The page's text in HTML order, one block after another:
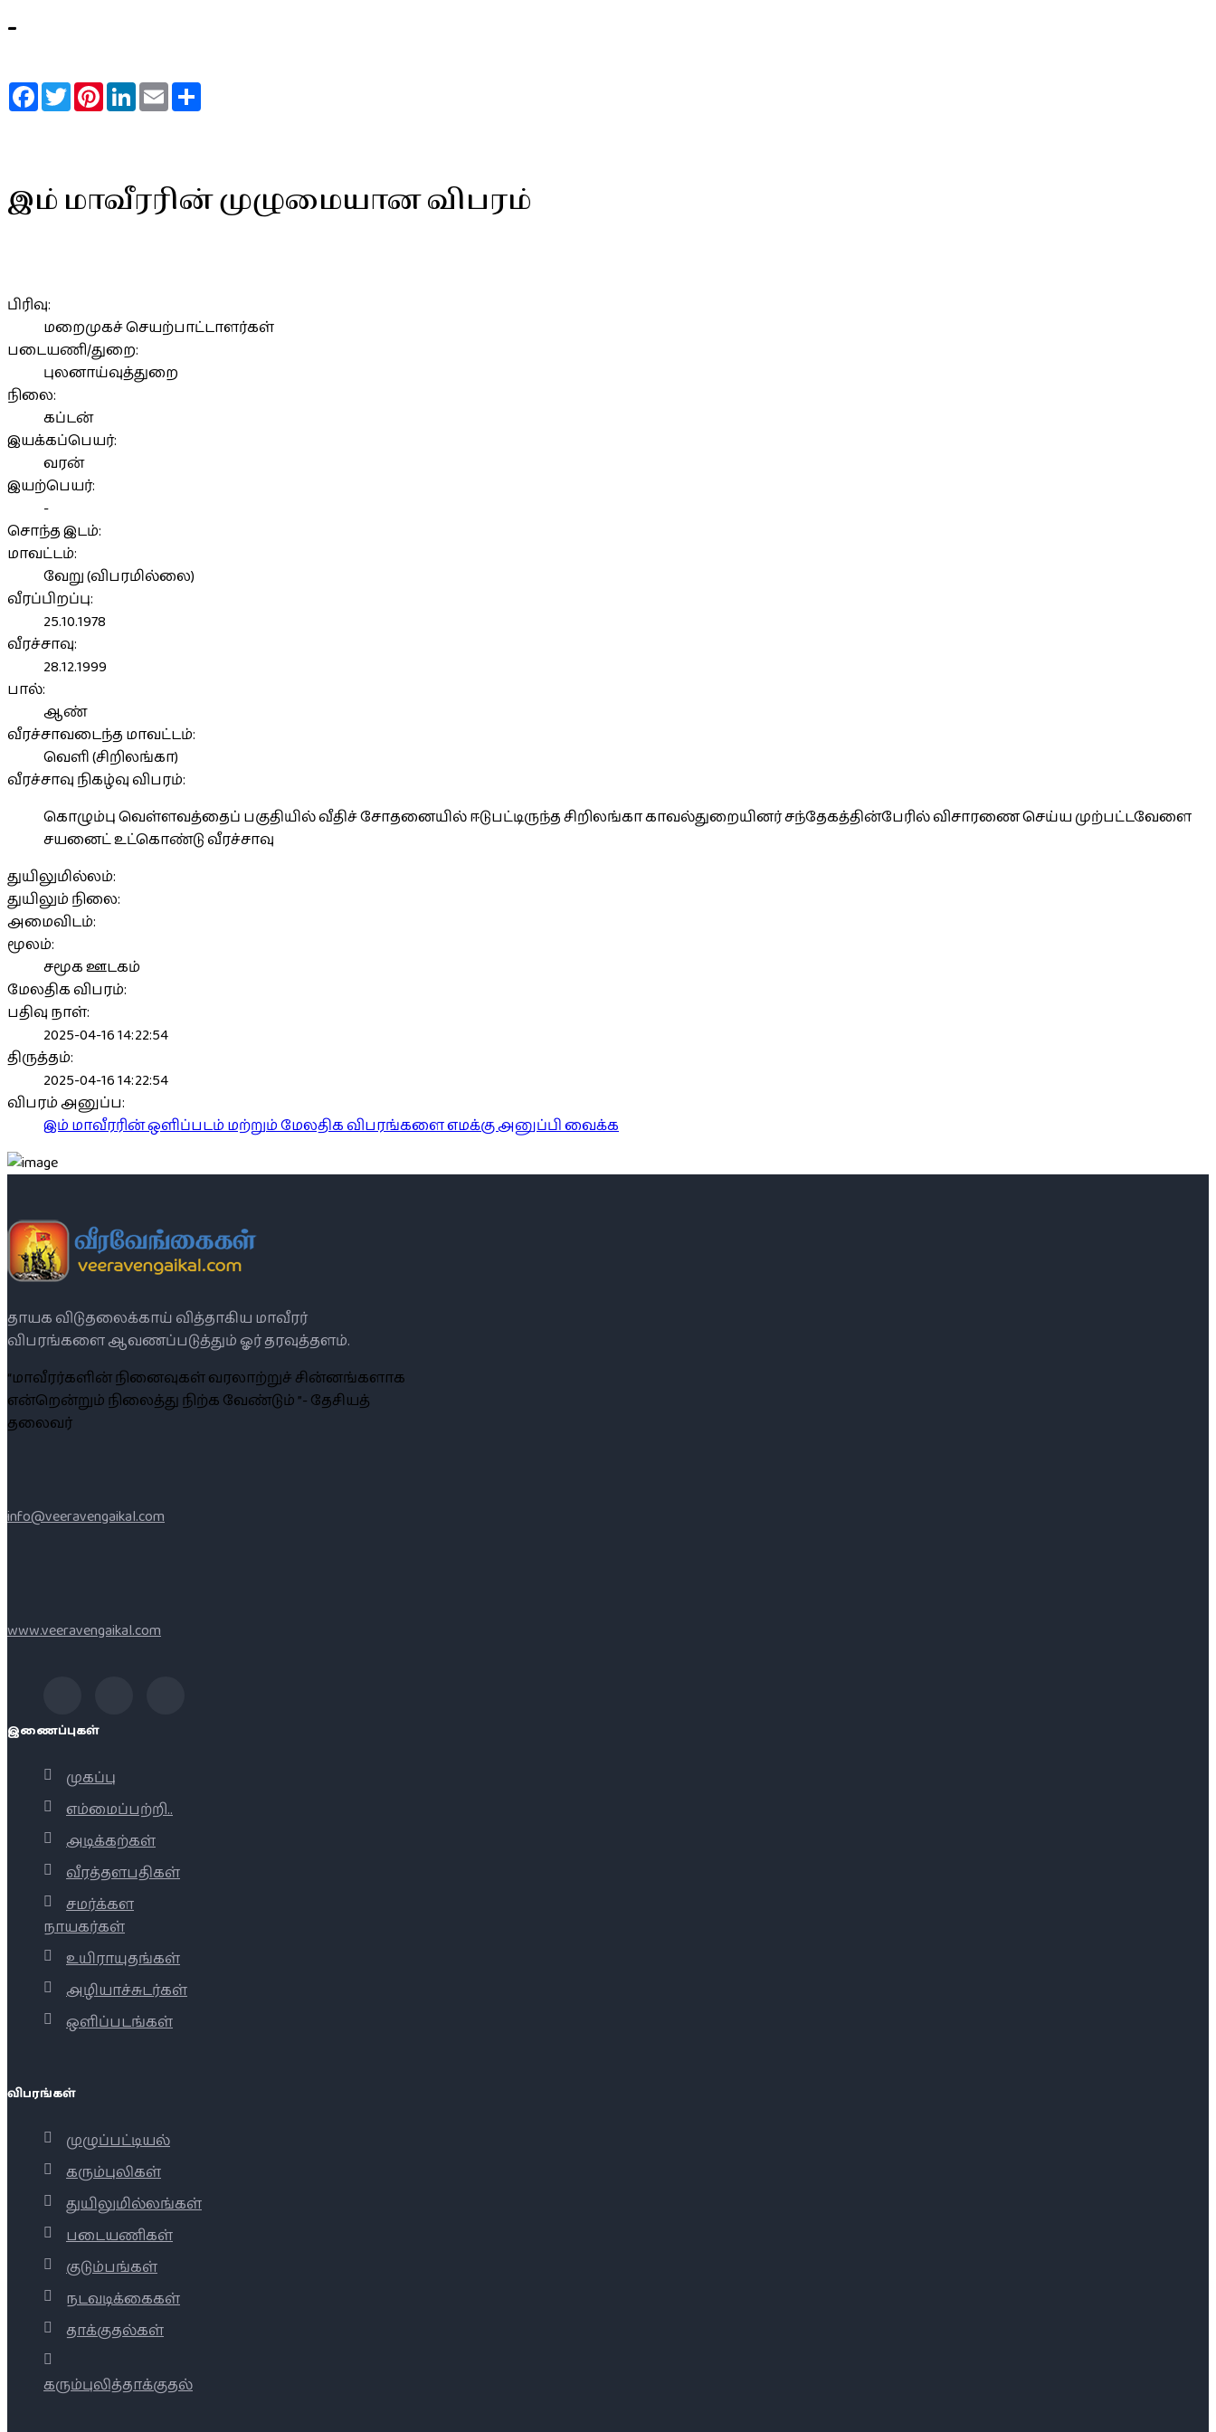
-
FacebookTwitterPinterestLinkedInEmail
இம் மாவீரரின் முழுமையான விபரம்
பிரிவு:
மறைமுகச் செயற்பாட்டாளர்கள்
படையணி/துறை:
புலனாய்வுத்துறை
நிலை:
கப்டன்
இயக்கப்பெயர்:
வரன்
இயற்பெயர்:
-
சொந்த இடம்:
மாவட்டம்:
வேறு (விபரமில்லை)
வீரப்பிறப்பு:
25.10.1978
வீரச்சாவு:
28.12.1999
பால்:
ஆண்
வீரச்சாவடைந்த மாவட்டம்:
வெளி (சிறிலங்கா)
வீரச்சாவு நிகழ்வு விபரம்:
கொழும்பு வெள்ளவத்தைப் பகுதியில் வீதிச் சோதனையில் ஈடுபட்டிருந்த சிறிலங்கா காவல்துறையினர் சந்தேகத்தின்பேரில் விசாரணை செய்ய முற்பட்டவேளை
சயனைட் உட்கொண்டு வீரச்சாவு
துயிலுமில்லம்:
துயிலும் நிலை:
அமைவிடம்:
மூலம்:
சமூக ஊடகம்
மேலதிக விபரம்:
பதிவு நாள்:
2025-04-16 14:22:54
திருத்தம்:
2025-04-16 14:22:54
விபரம் அனுப்ப:
இம் மாவீரரின் ஒளிப்படம் மற்றும் மேலதிக விபரங்களை எமக்கு அனுப்பி வைக்க
தாயக விடுதலைக்காய் வித்தாகிய மாவீரர்
விபரங்களை ஆவணப்படுத்தும் ஓர் தரவுத்தளம்.
“மாவீரர்களின் நினைவுகள் வரலாற்றுச் சின்னங்களாக
என்றென்றும் நிலைத்து நிற்க வேண்டும் ”- தேசியத்
தலைவர்
info@veeravengaikal.com
www.veeravengaikal.com
இணைப்புகள்
முகப்பு
எம்மைப்பற்றி..
அடிக்கற்கள்
வீரத்தளபதிகள்
சமர்க்கள
நாயகர்கள்
உயிராயுதங்கள்
அழியாச்சுடர்கள்
ஒளிப்படங்கள்
விபரங்கள்
முழுப்பட்டியல்
கரும்புலிகள்
துயிலுமில்லங்கள்
படையணிகள்
குடும்பங்கள்
நடவடிக்கைகள்
தாக்குதல்கள்
கரும்புலித்தாக்குதல்